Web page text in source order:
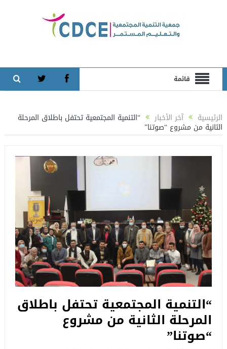
قائمة
الرئيسية آخر الأخبار “التنمية المجتمعية تحتفل باطلاق المرحلة
الثانية من مشروع “صوتنا”
“التنمية المجتمعية تحتفل باطلاق
المرحلة الثانية من مشروع
“صوتنا”